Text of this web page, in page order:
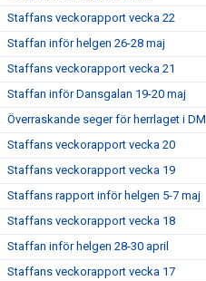
Staffans veckorapport vecka 22
Staffan inför helgen 26-28 maj
Staffans veckorapport vecka 21
Staffan inför Dansgalan 19-20 maj
Överraskande seger för herrlaget i DM
Staffans veckorapport vecka 20
Staffans veckorapport vecka 19
Staffans rapport inför helgen 5-7 maj
Staffans veckorapport vecka 18
Staffan inför helgen 28-30 april
Staffans veckorapport vecka 17